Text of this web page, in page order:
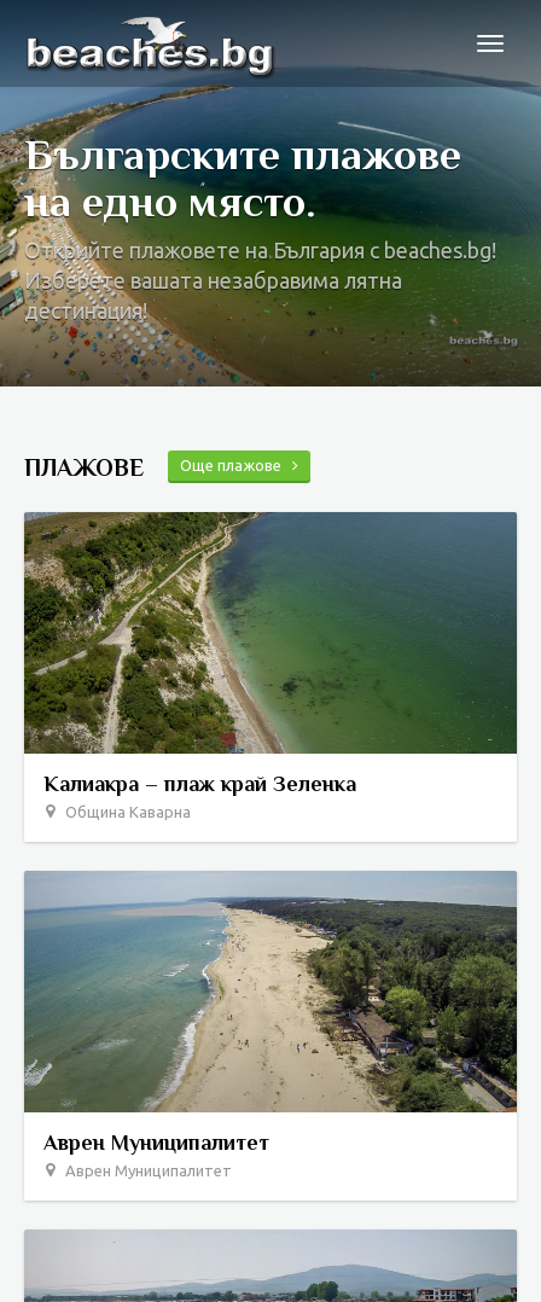
Българските плажове
на едно място.
Открийте плажовете на България с beaches.bg!
Изберете вашата незабравима лятна
дестинация!
ПЛАЖОВЕ Още плажове
Калиакра – плаж край Зеленка
Община Каварна
Аврен Муниципалитет
Аврен Муниципалитет